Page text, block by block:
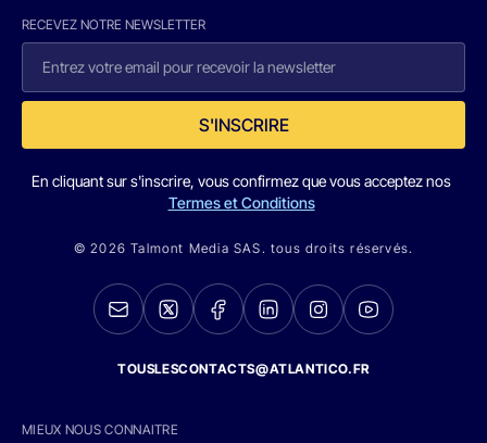
RECEVEZ NOTRE NEWSLETTER
S'INSCRIRE
En cliquant sur s'inscrire, vous confirmez que vous acceptez nos
Termes et Conditions
© 2026 Talmont Media SAS. tous droits réservés.
TOUSLESCONTACTS@ATLANTICO.FR
MIEUX NOUS CONNAITRE